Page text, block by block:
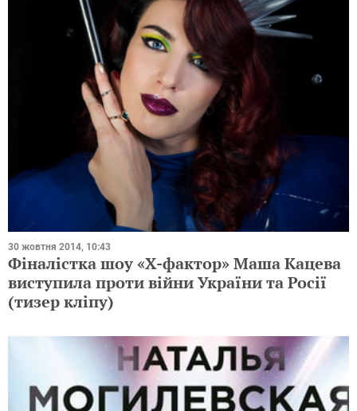
30 жовтня 2014, 10:43
Фіналістка шоу «Х-фактор» Маша Кацева
виступила проти війни України та Росії
(тизер кліпу)